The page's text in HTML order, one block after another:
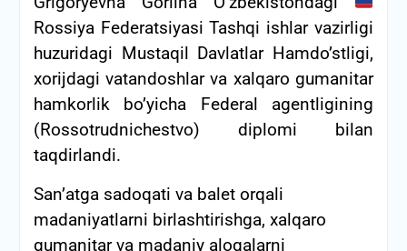
Rossiya Federatsiyasi Tashqi ishlar vazirligi
huzuridagi Mustaqil Davlatlar Hamdo’stligi,
xorijdagi vatandoshlar va xalqaro gumanitar
hamkorlik bo’yicha Federal agentligining
(Rossotrudnichestvo) diplomi bilan
taqdirlandi.
San’atga sadoqati va balet orqali
madaniyatlarni birlashtirishga, xalqaro
gumanitar va madaniy aloqalarni